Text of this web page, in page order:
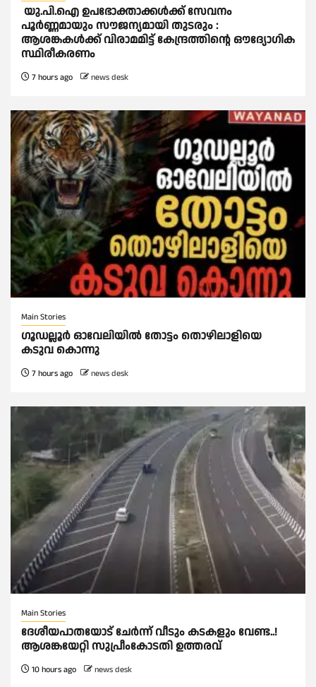
യു.പി.ഐ ഉപഭോക്താക്കള്‍ക്ക് സേവനം
പൂര്‍ണ്ണമായും സൗജന്യമായി തുടരും :
ആശങ്കകള്‍ക്ക് വിരാമമിട്ട് കേന്ദ്രത്തിന്റെ ഔദ്യോഗിക
സ്ഥിരീകരണം
7 hours ago news desk
Main Stories
ഗൂഡല്ലൂർ ഓവേലിയിൽ തോട്ടം തൊഴിലാളിയെ
കടുവ കൊന്നു
7 hours ago news desk
Main Stories
ദേശീയപാതയോട് ചേര്‍ന്ന് വീടും കടകളും വേണ്ട..!
ആശങ്കയേറ്റി സുപ്രീംകോടതി ഉത്തരവ്
10 hours ago news desk